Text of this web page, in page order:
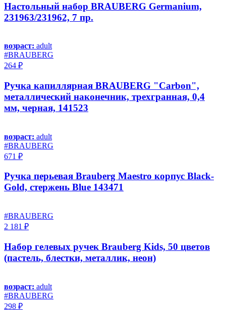
Настольный набор BRAUBERG Germanium,
231963/231962, 7 пр.
возраст: adult
#BRAUBERG
264 ₽
Ручка капиллярная BRAUBERG "Carbon",
металлический наконечник, трехгранная, 0,4
мм, черная, 141523
возраст: adult
#BRAUBERG
671 ₽
Ручка перьевая Brauberg Maestro корпус Black-
Gold, стержень Blue 143471
#BRAUBERG
2 181 ₽
Набор гелевых ручек Brauberg Kids, 50 цветов
(пастель, блестки, металлик, неон)
возраст: adult
#BRAUBERG
298 ₽